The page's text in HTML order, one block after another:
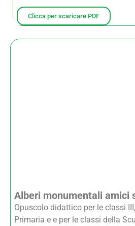
Clicca per scaricare PDF
Alberi monumentali amici
Opuscolo didattico per le classi
Primaria e e per le classi della